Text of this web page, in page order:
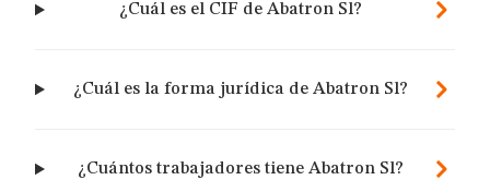
¿Cuál es el CIF de Abatron Sl?
¿Cuál es la forma jurídica de Abatron Sl?
¿Cuántos trabajadores tiene Abatron Sl?